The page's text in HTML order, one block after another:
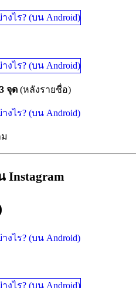
จุด (หลังรายชื่อ)
Instagram